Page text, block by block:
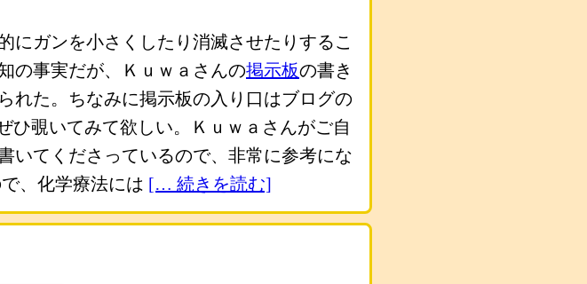
にガンを小さくしたり消滅させたりするこ
の事実だが、Ｋｕｗａさんの掲示板の書き
れた。ちなみに掲示板の入り口はブログの
ひ覗いてみて欲しい。Ｋｕｗａさんがご自
いてくださっているので、非常に参考にな
、化学療法には [… 続きを読む]